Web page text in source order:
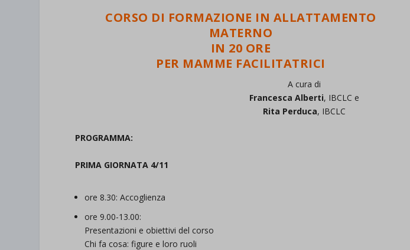
CORSO DI FORMAZIONE IN ALLATTAMENTO
MATERNO
IN 20 ORE
PER MAMME FACILITATRICI
A cura di
Francesca Alberti, IBCLC e
Rita Perduca, IBCLC
PROGRAMMA:
PRIMA GIORNATA 4/11
ore 8.30: Accoglienza
ore 9.00-13.00:
Presentazioni e obiettivi del corso
Chi fa cosa: figure e loro ruoli